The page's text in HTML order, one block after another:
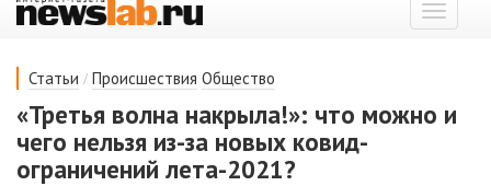
Показать
меню
Статьи / Происшествия Общество
«Третья волна накрыла!»: что можно и
чего нельзя из-за новых ковид-
ограничений лета-2021?